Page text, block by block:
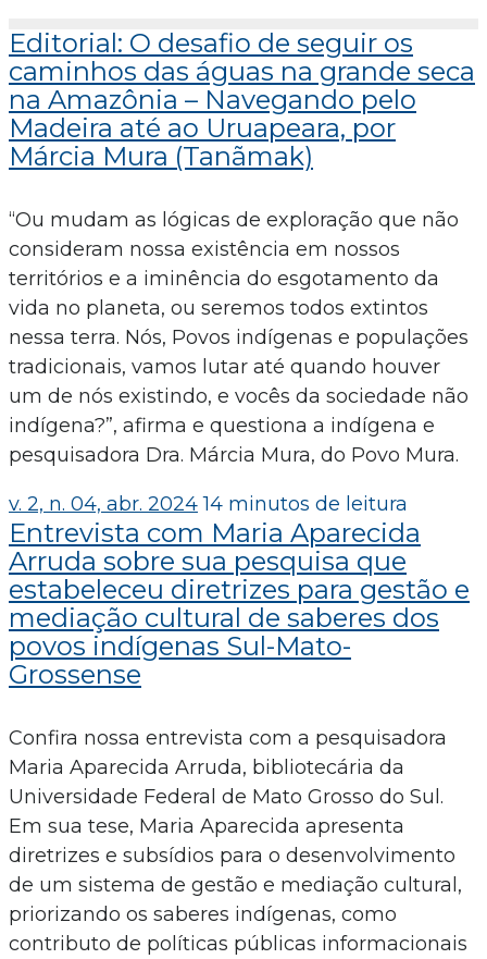
Editorial: O desafio de seguir os
caminhos das águas na grande seca
na Amazônia – Navegando pelo
Madeira até ao Uruapeara, por
Márcia Mura (Tanãmak)
“Ou mudam as lógicas de exploração que não
consideram nossa existência em nossos
territórios e a iminência do esgotamento da
vida no planeta, ou seremos todos extintos
nessa terra. Nós, Povos indígenas e populações
tradicionais, vamos lutar até quando houver
um de nós existindo, e vocês da sociedade não
indígena?”, afirma e questiona a indígena e
pesquisadora Dra. Márcia Mura, do Povo Mura.
v. 2, n. 04, abr. 2024 14 minutos de leitura
Entrevista com Maria Aparecida
Arruda sobre sua pesquisa que
estabeleceu diretrizes para gestão e
mediação cultural de saberes dos
povos indígenas Sul-Mato-
Grossense
Confira nossa entrevista com a pesquisadora
Maria Aparecida Arruda, bibliotecária da
Universidade Federal de Mato Grosso do Sul.
Em sua tese, Maria Aparecida apresenta
diretrizes e subsídios para o desenvolvimento
de um sistema de gestão e mediação cultural,
priorizando os saberes indígenas, como
contributo de políticas públicas informacionais